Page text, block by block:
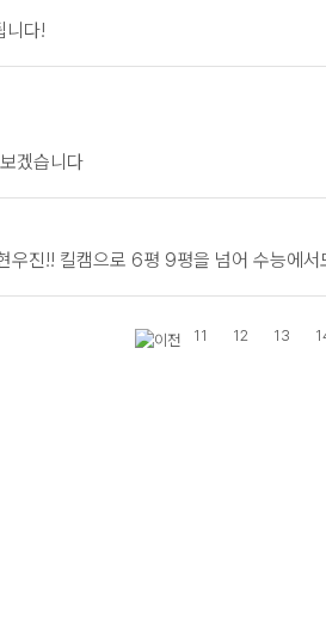
니다!
겠습니다
우진!! 킬캠으로 6평 9평을 넘어 수능에
11 12 13